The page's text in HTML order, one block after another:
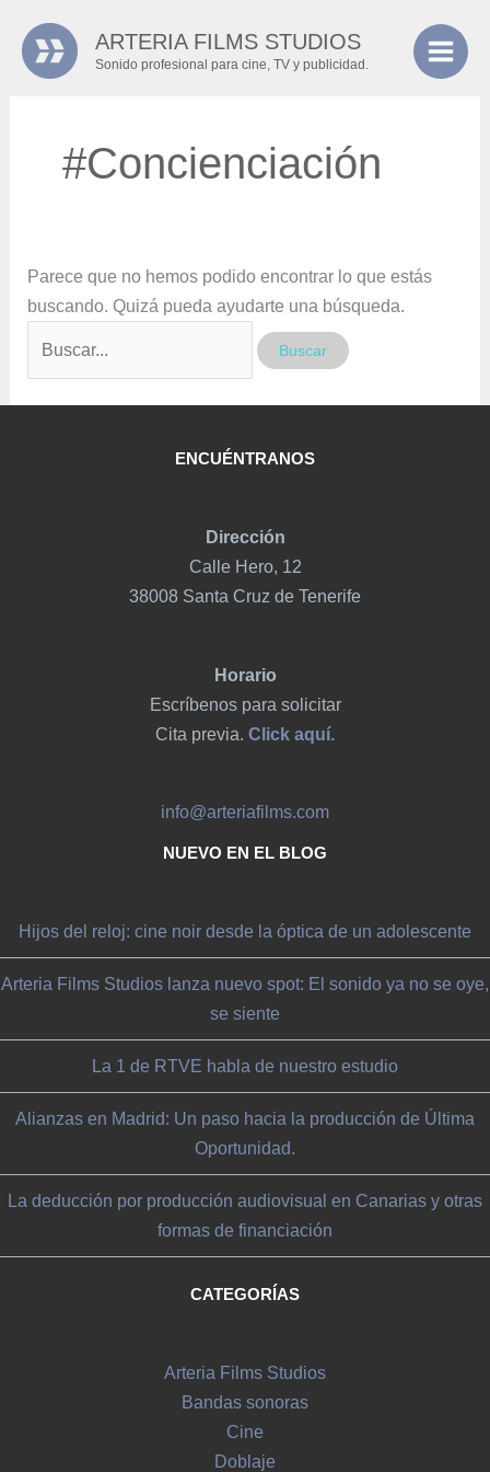
contenido
ARTERIA FILMS STUDIOS
Sonido profesional para cine, TV y publicidad.
#Concienciación
Parece que no hemos podido encontrar lo que estás
buscando. Quizá pueda ayudarte una búsqueda.
por:
ENCUÉNTRANOS
Dirección
Calle Hero, 12
38008 Santa Cruz de Tenerife
Horario
Escríbenos para solicitar
Cita previa. Click aquí.
info@arteriafilms.com
NUEVO EN EL BLOG
Hijos del reloj: cine noir desde la óptica de un adolescente
Arteria Films Studios lanza nuevo spot: El sonido ya no se oye,
se siente
La 1 de RTVE habla de nuestro estudio
Alianzas en Madrid: Un paso hacia la producción de Última
Oportunidad.
La deducción por producción audiovisual en Canarias y otras
formas de financiación
CATEGORÍAS
Arteria Films Studios
Bandas sonoras
Cine
Doblaje